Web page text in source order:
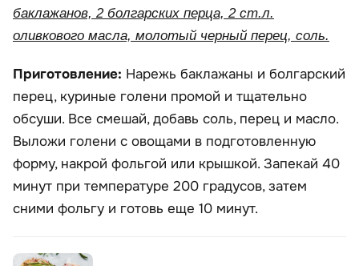
баклажанов, 2 болгарских перца, 2 ст.л.
оливкового масла, молотый черный перец, соль.
Приготовление: Нарежь баклажаны и болгарский
перец, куриные голени промой и тщательно
обсуши. Все смешай, добавь соль, перец и масло.
Выложи голени с овощами в подготовленную
форму, накрой фольгой или крышкой. Запекай 40
минут при температуре 200 градусов, затем
сними фольгу и готовь еще 10 минут.